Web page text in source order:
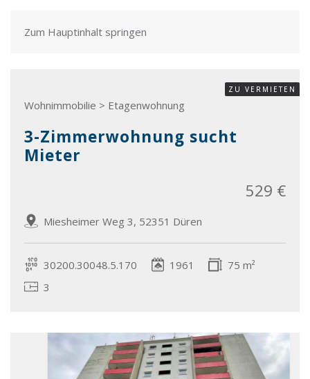
Zum Hauptinhalt springen
Wohnimmobilie > Etagenwohnung
ZU VERMIETEN
3-Zimmerwohnung sucht
Mieter
Miesheimer Weg 3, 52351 Düren
529 €
30200.30048.5.170 1961
75 m²
3